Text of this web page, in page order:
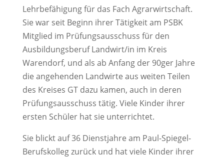
Lehrbefähigung für das Fach Agrarwirtschaft.
Sie war seit Beginn ihrer Tätigkeit am PSBK
Mitglied im Prüfungsausschuss für den
Ausbildungsberuf Landwirt/in im Kreis
Warendorf, und als ab Anfang der 90ger Jahre
die angehenden Landwirte aus weiten Teilen
des Kreises GT dazu kamen, auch in deren
Prüfungsausschuss tätig. Viele Kinder ihrer
ersten Schüler hat sie unterrichtet.
Sie blickt auf 36 Dienstjahre am Paul-Spiegel-
Berufskolleg zurück und hat viele Kinder ihrer